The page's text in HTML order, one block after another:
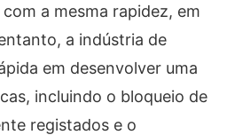
a mesma rapidez, em
a indústria de
em desenvolver uma
incluindo o bloqueio de
registados e o